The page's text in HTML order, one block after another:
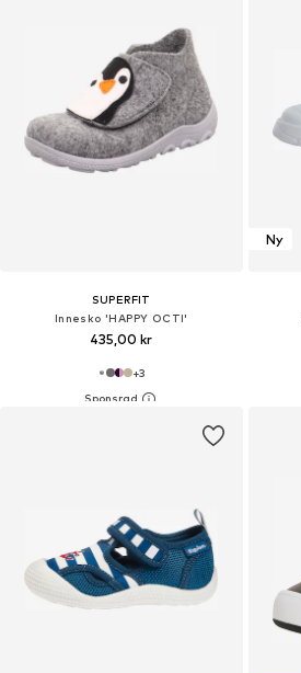
SUPERFIT
Innesko 'HAPPY OCTI'
435,00 kr
+3
Ny